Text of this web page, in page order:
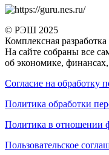
© РЭШ 2025
Комплексная
На сайте собраны все
об экономике,
Согласие на обработку
Политика обработки
Политика в отношении
Пользовательское